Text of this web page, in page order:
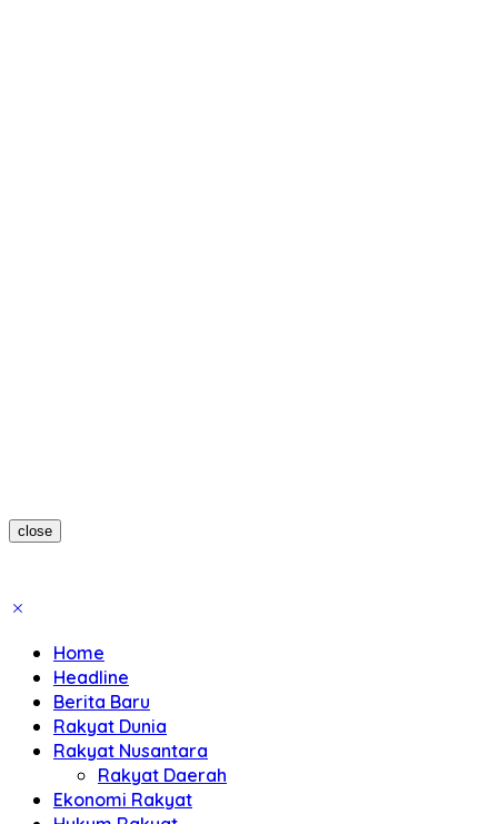
close
Home
Headline
Berita Baru
Rakyat Dunia
Rakyat Nusantara
Rakyat Daerah
Ekonomi Rakyat